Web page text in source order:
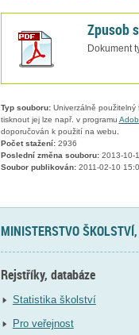
Zpusob
Dokument
Typ souboru:Univerzálně použitelný
tisknout jej lze např. v programu
doporučován k použití na webu.
Počet stažení:2936
Poslední změna souboru:2013-10-
Soubor publikován:2011-02-10
MINISTERSTVO
Rejstříky, databáze
Statistika školství
Pro veřejnost